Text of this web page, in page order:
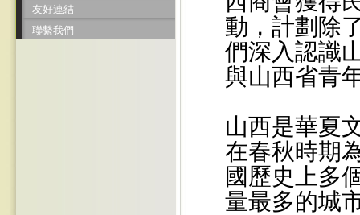
友好連結
聯繫我們
動，計劃除
們深入認識
與山西省青
山西是華夏
在春秋時期
國歷史上多
量最多的城